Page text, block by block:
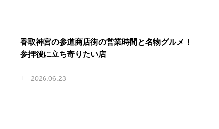
香取神宮の参道商店街の営業時間と名物グルメ！
参拝後に立ち寄りたい店
2026.06.23